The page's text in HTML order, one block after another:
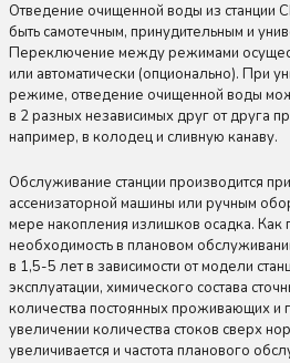
Отведение очищенной воды из станции
быть самотечным, принудительным и
Переключение между режимами
или автоматически (опционально). При
режиме, отведение очищенной воды
в 2 разных независимых друг от друга
например, в колодец и сливную канаву.
Обслуживание станции производится
ассенизаторной машины или ручным
мере накопления излишков осадка. Как
необходимость в плановом
в 1,5-5 лет в зависимости от модели
эксплуатации, химического состава
количества постоянных проживающих и
увеличении количества стоков сверх
увеличивается и частота планового